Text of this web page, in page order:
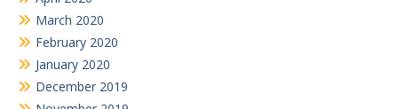
March 2020
February 2020
January 2020
December 2019